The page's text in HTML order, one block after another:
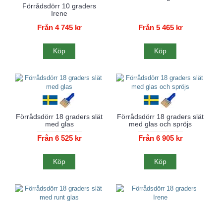
Förrådsdörr 10 graders
Irene
Från 4 745 kr
Köp
Från 5 465 kr
Köp
Förrådsdörr 18 graders slät
med glas
Från 6 525 kr
Köp
Förrådsdörr 18 graders slät
med glas och spröjs
Från 6 905 kr
Köp